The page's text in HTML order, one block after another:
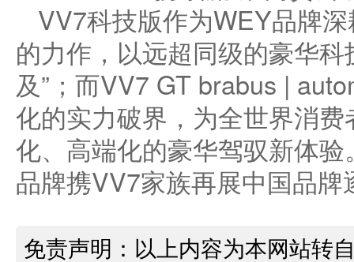
VV7科技版作为WEY品牌
的力作，以远超同级的豪华
及”；而VV7 GT brabus |
化的实力破界，为全世界消
化、高端化的豪华驾驭新体
品牌携VV7家族再展中国品
免责声明：以上内容为本网站转